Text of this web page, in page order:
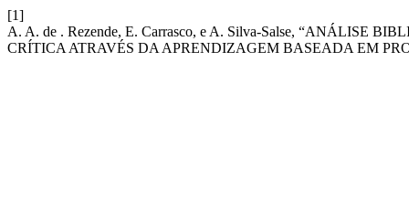
[1]
A. A. de . Rezende, E. Carrasco, e A. Silva-Salse, “ANÁLISE
CRÍTICA ATRAVÉS DA APRENDIZAGEM BASEADA EM